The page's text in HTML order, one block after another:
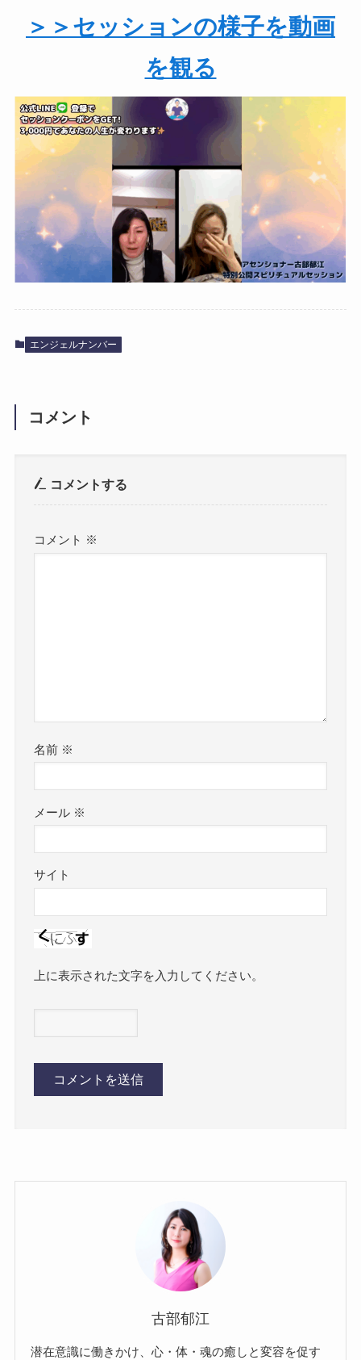
＞＞セッションの様子を動画
を観る
エンジェルナンバー
コメント
コメントする
コメント ※
名前 ※
メール ※
サイト
上に表示された文字を入力してください。
古部郁江
潜在意識に働きかけ、心・体・魂の癒しと変容を促す